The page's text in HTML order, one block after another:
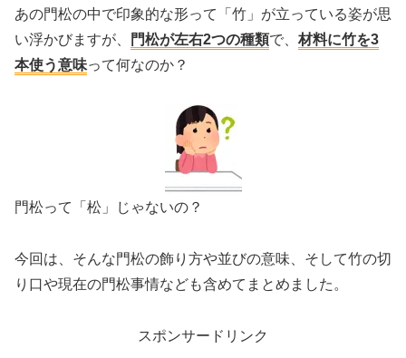
あの門松の中で印象的な形って「竹」が立っている姿が思
い浮かびますが、
門松が左右2つの種類で、 材料に竹を3
本使う意味って何なのか？
門松って「松」じゃないの？
今回は、そんな門松の飾り方や並びの意味、そして竹の切
り口や現在の門松事情なども含めてまとめました。
スポンサードリンク